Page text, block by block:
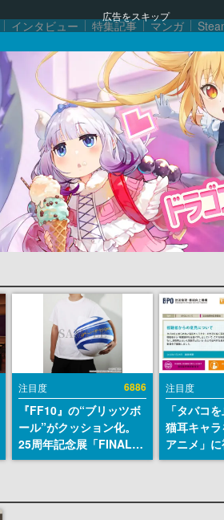
広告をスキップ
インタビュー 特集記事 マンガ
注目度 6886
『FF10』の“ブリッツボ
ール”がクッション化。
25周年記念展「FINAL
FANTASY X MUSEUM-
注目度
「タバコ
猫耳キャ
アニメ」
から批判